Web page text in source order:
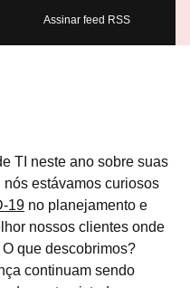
Assinar feed RSS
TI neste ano sobre suas
estávamos curiosos
19 no planejamento e
nossos clientes onde
que descobrimos?
continuam sendo